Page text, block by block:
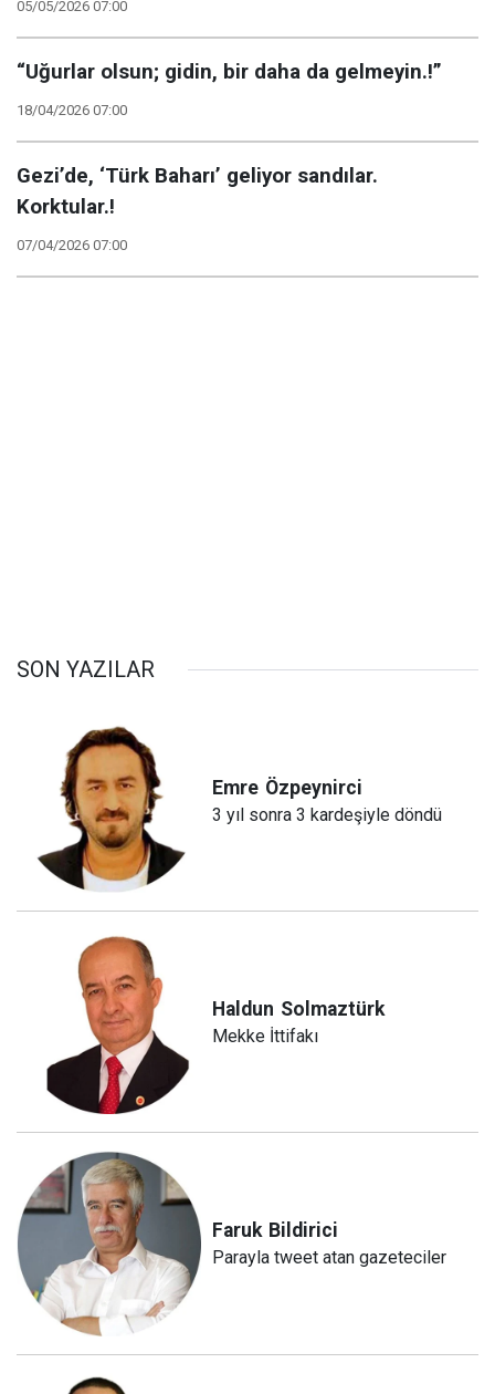
05/05/2026 07:00
“Uğurlar olsun; gidin, bir daha da gelmeyin.!”
18/04/2026 07:00
Gezi’de, ‘Türk Baharı’ geliyor sandılar.
Korktular.!
07/04/2026 07:00
SON YAZILAR
Emre Özpeynirci
3 yıl sonra 3 kardeşiyle döndü
Haldun Solmaztürk
Mekke İttifakı
Faruk Bildirici
Parayla tweet atan gazeteciler